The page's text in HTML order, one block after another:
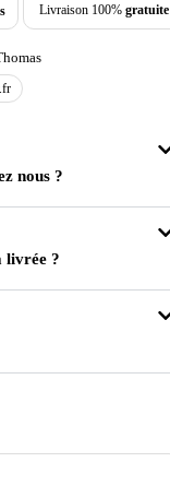
Livraison 100%gratuite
nous ?
livrée ?